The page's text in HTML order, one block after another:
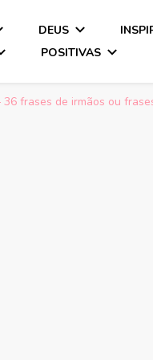
DEUS
POSITIVAS
36 frases de irmãos ou